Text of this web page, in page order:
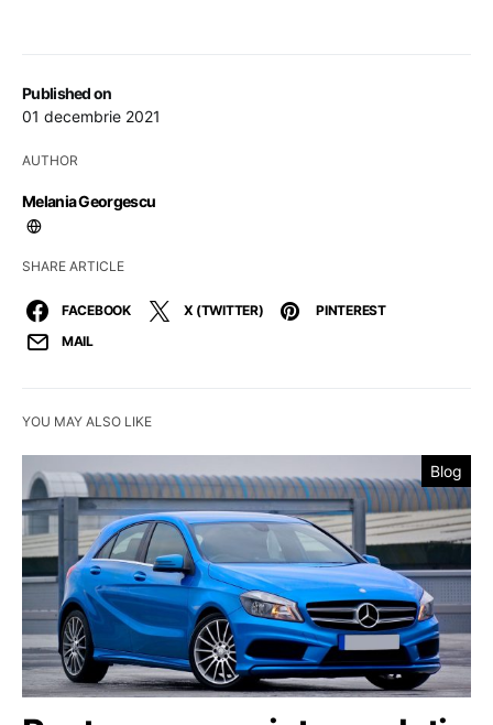
Published on
01 decembrie 2021
AUTHOR
Melania Georgescu
SHARE ARTICLE
FACEBOOK X (TWITTER)
PINTEREST
MAIL
YOU MAY ALSO LIKE
Blog